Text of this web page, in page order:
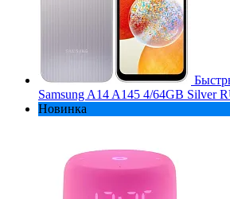
Samsung A14 A145 4/64GB Silver
Новинка